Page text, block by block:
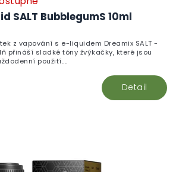
SALT BubblegumS 10ml
Detail
z vapování s e-liquidem Dreamix SALT -
přináší sladké tóny žvýkačky, které jsou
použití....